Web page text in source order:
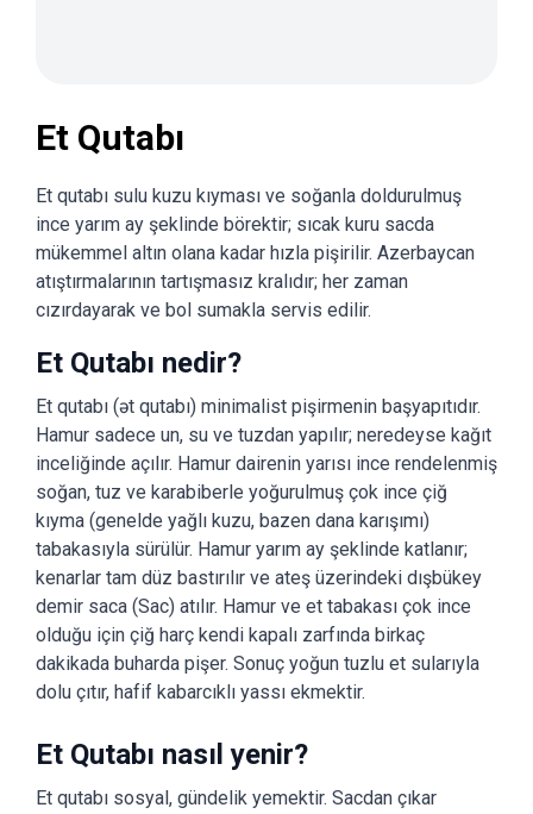
Et Qutabı
Et qutabı sulu kuzu kıyması ve soğanla doldurulmuş
ince yarım ay şeklinde börektir; sıcak kuru sacda
mükemmel altın olana kadar hızla pişirilir. Azerbaycan
atıştırmalarının tartışmasız kralıdır; her zaman
cızırdayarak ve bol sumakla servis edilir.
Et Qutabı nedir?
Et qutabı (ət qutabı) minimalist pişirmenin başyapıtıdır.
Hamur sadece un, su ve tuzdan yapılır; neredeyse kağıt
inceliğinde açılır. Hamur dairenin yarısı ince rendelenmiş
soğan, tuz ve karabiberle yoğurulmuş çok ince çiğ
kıyma (genelde yağlı kuzu, bazen dana karışımı)
tabakasıyla sürülür. Hamur yarım ay şeklinde katlanır;
kenarlar tam düz bastırılır ve ateş üzerindeki dışbükey
demir saca (Sac) atılır. Hamur ve et tabakası çok ince
olduğu için çiğ harç kendi kapalı zarfında birkaç
dakikada buharda pişer. Sonuç yoğun tuzlu et sularıyla
dolu çıtır, hafif kabarcıklı yassı ekmektir.
Et Qutabı nasıl yenir?
Et qutabı sosyal, gündelik yemektir. Sacdan çıkar